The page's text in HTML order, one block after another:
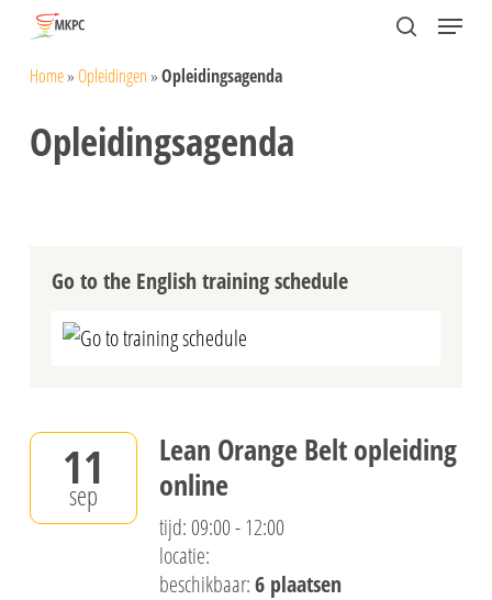
main
content
search
Menu
Home»Opleidingen»Opleidingsagenda
Opleidingsagenda
Go to the English training schedule
Go to training schedule
11
sep
Lean Orange Belt opleiding
online
tijd: 09:00 - 12:00
locatie:
beschikbaar:6 plaatsen